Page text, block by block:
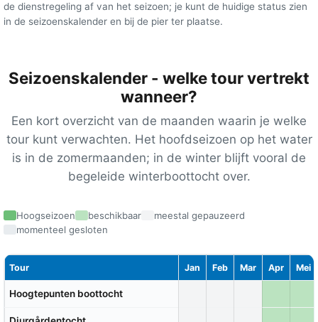
de dienstregeling af van het seizoen; je kunt de huidige status zien
in de seizoenskalender en bij de pier ter plaatse.
Seizoenskalender - welke tour vertrekt
wanneer?
Een kort overzicht van de maanden waarin je welke
tour kunt verwachten. Het hoofdseizoen op het water
is in de zomermaanden; in de winter blijft vooral de
begeleide winterboottocht over.
Hoogseizoen beschikbaar
meestal gepauzeerd
momenteel gesloten
Tour Jan Feb Mar Apr Mei
Hoogtepunten boottocht